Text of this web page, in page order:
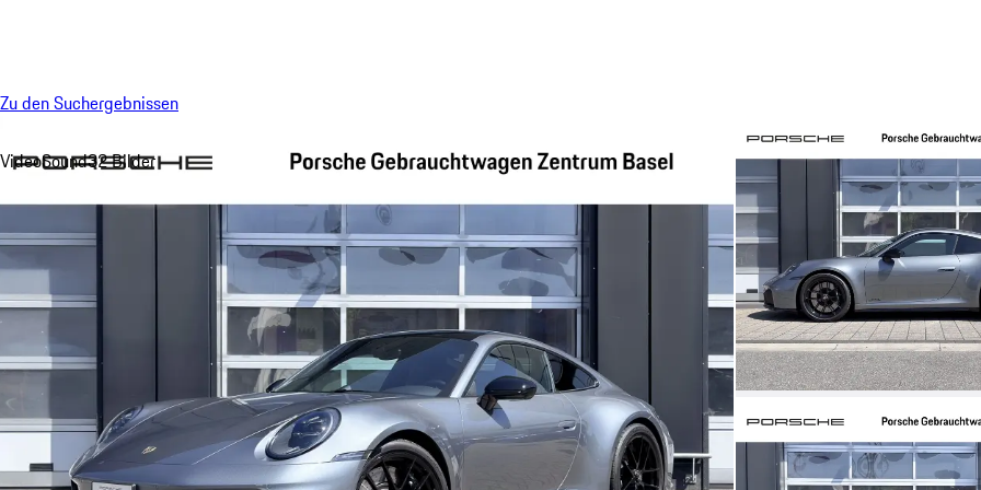
Zu den Suchergebnissen
VideoSound32 Bilder